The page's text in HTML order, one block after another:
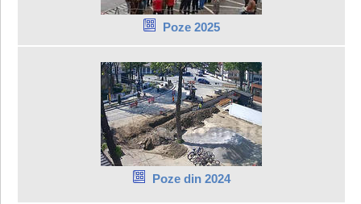
Poze 2025
Poze din 2024